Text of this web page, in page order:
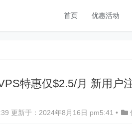
首页 优惠活动
特惠仅$2.5/月 新用户
更新于：2024年8月16日 pm5:41 •